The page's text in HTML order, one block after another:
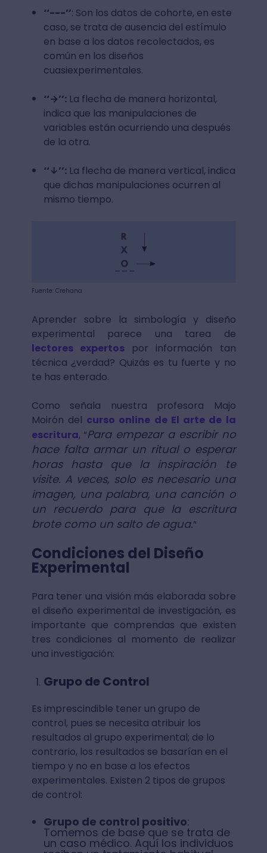
‘‘---’’: Son los datos de cohorte, en este
caso, se trata de ausencia del estímulo
en base a los datos recolectados, es
común en los diseños
cuasiexperimentales.
‘‘→’’:La flecha de manera horizontal,
indica que las manipulaciones de
variables están ocurriendo una después
de la otra.
‘‘↓’’:La flecha de manera vertical, indica
que dichas manipulaciones ocurren al
mismo tiempo.
Fuente: Crehana
Aprender sobre la simbología y diseño
experimental parece una tarea de
lectores expertospor información tan
técnica ¿verdad? Quizás es tu fuerte y no
te has enterado.
Como señala nuestra profesora Majo
Moirón del curso online de El arte de la
escritura, “Para empezar a escribir no
hace falta armar un ritual o esperar
horas hasta que la inspiración te
visite. A veces, solo es necesario una
imagen, una palabra, una canción o
un recuerdo para que la escritura
brote como un salto de agua.”
Condiciones del Diseño
Experimental
Para tener una visión más elaborada sobre
el diseño experimental de investigación, es
importante que comprendas que existen
tres condiciones al momento de realizar
una investigación:
Grupo de Control
Es imprescindible tener un grupo de
control, pues se necesita atribuir los
resultados al grupo experimental; de lo
contrario, los resultados se basarían en el
tiempo y no en base a los efectos
experimentales. Existen 2 tipos de grupos
de control:
Grupo de control positivo:
Tomemos de base que se trata de
un caso médico. Aquí los individuos